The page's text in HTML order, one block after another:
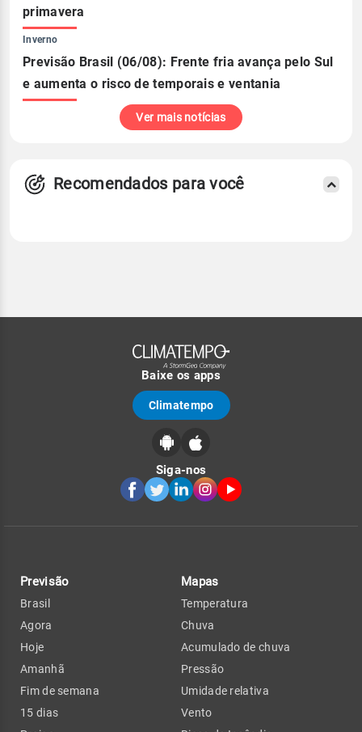
primavera
Inverno
Previsão Brasil (06/08): Frente fria avança pelo Sul
e aumenta o risco de temporais e ventania
Ver mais notícias
Recomendados para você
Baixe os apps
Climatempo
Siga-nos
Previsão
Brasil
Agora
Hoje
Amanhã
Fim de semana
15 dias
Mapas
Temperatura
Chuva
Acumulado de chuva
Pressão
Umidade relativa
Vento